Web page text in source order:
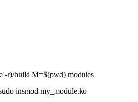
-r)/build M=$(pwd) modules
insmod my_module.ko